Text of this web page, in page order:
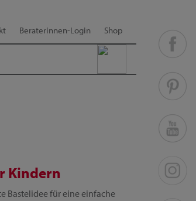
Beraterinnen-Login Shop
Kindern
Bastelidee für eine einfache